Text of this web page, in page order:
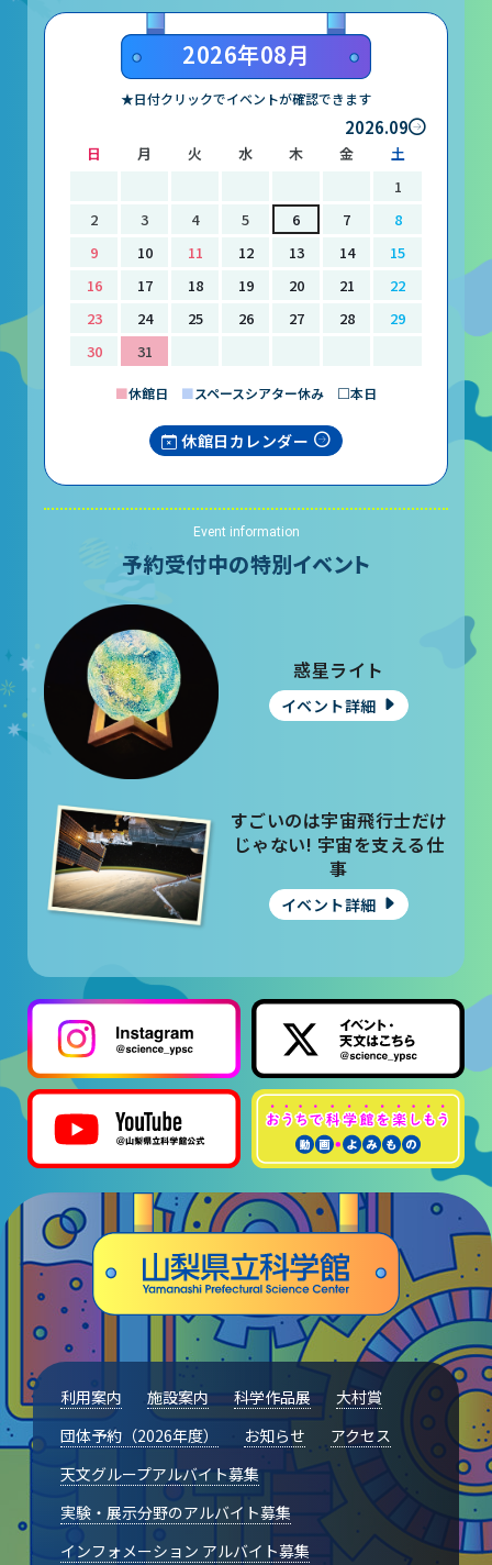
名誉館長あいさつ
プライバシーポリシー
お問い合わせ
プラネタリウム
イベント
動画配信
2026年08月
★日付クリックでイベントが確認できます
2026.09
日 月 火 水 木 金
土
1
2
3 4 5 6 7
8
9
10 11 12 13 14
15
16
17 18 19 20 21
22
23
24 25 26 27 28
29
30
31
■休館日 ■スペースシアター休み □本日
休館日カレンダー
Event information
予約受付中の特別イベント
惑星ライト
イベント詳細
すごいのは宇宙飛行士だけ
じゃない! 宇宙を支える仕
事
イベント詳細
利用案内 施設案内 科学作品展
大村賞
団体予約（2026年度）
お知らせ
アクセス
天文グループアルバイト募集
実験・展示分野のアルバイト募集
インフォメーション アルバイト募集